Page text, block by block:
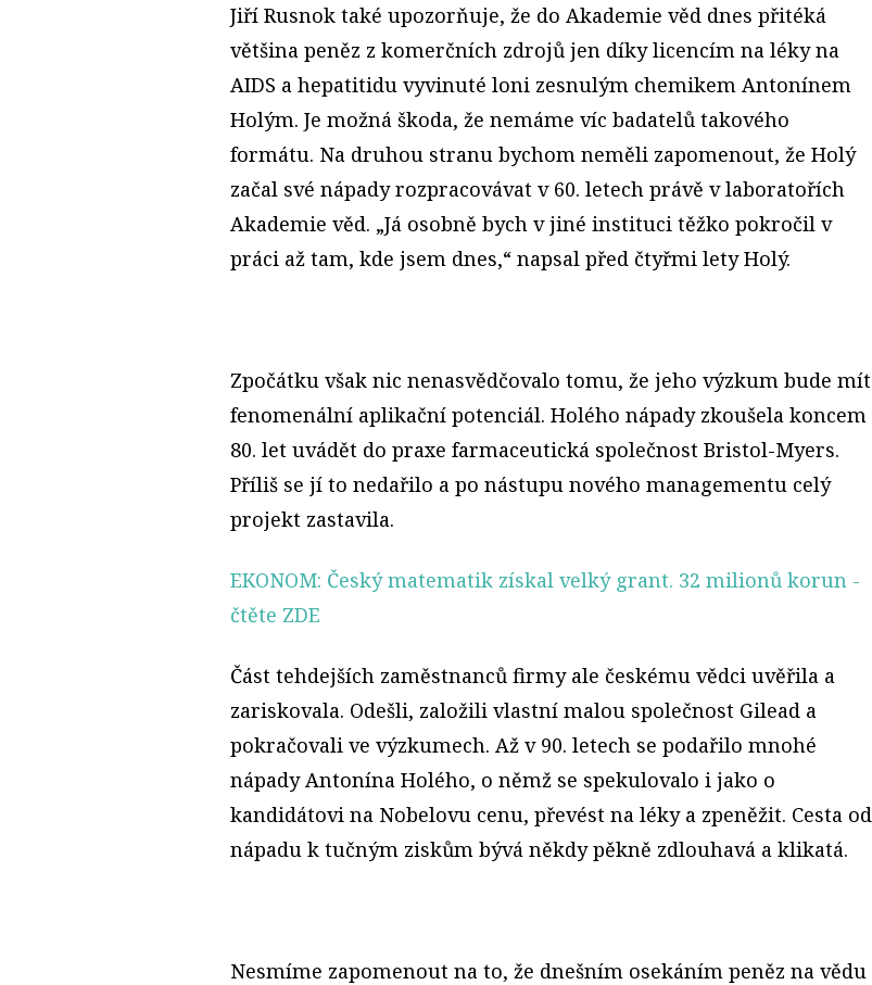
Jiří Rusnok také upozorňuje, že do Akademie věd dnes přitéká
většina peněz z komerčních zdrojů jen díky licencím na léky na
AIDS a hepatitidu vyvinuté loni zesnulým chemikem Antonínem
Holým. Je možná škoda, že nemáme víc badatelů takového
formátu. Na druhou stranu bychom neměli zapomenout, že Holý
začal své nápady rozpracovávat v 60. letech právě v laboratořích
Akademie věd. „Já osobně bych v jiné instituci těžko pokročil v
práci až tam, kde jsem dnes,“ napsal před čtyřmi lety Holý.
Zpočátku však nic nenasvědčovalo tomu, že jeho výzkum bude mít
fenomenální aplikační potenciál. Holého nápady zkoušela koncem
80. let uvádět do praxe farmaceutická společnost Bristol-Myers.
Příliš se jí to nedařilo a po nástupu nového managementu celý
projekt zastavila.
EKONOM: Český matematik získal velký grant. 32 milionů korun -
čtěte ZDE
Část tehdejších zaměstnanců firmy ale českému vědci uvěřila a
zariskovala. Odešli, založili vlastní malou společnost Gilead a
pokračovali ve výzkumech. Až v 90. letech se podařilo mnohé
nápady Antonína Holého, o němž se spekulovalo i jako o
kandidátovi na Nobelovu cenu, převést na léky a zpeněžit. Cesta od
nápadu k tučným ziskům bývá někdy pěkně zdlouhavá a klikatá.
Nesmíme zapomenout na to, že dnešním osekáním peněz na vědu